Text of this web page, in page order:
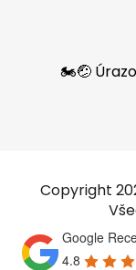
🏍️🤕
Copyright
Google
4.8